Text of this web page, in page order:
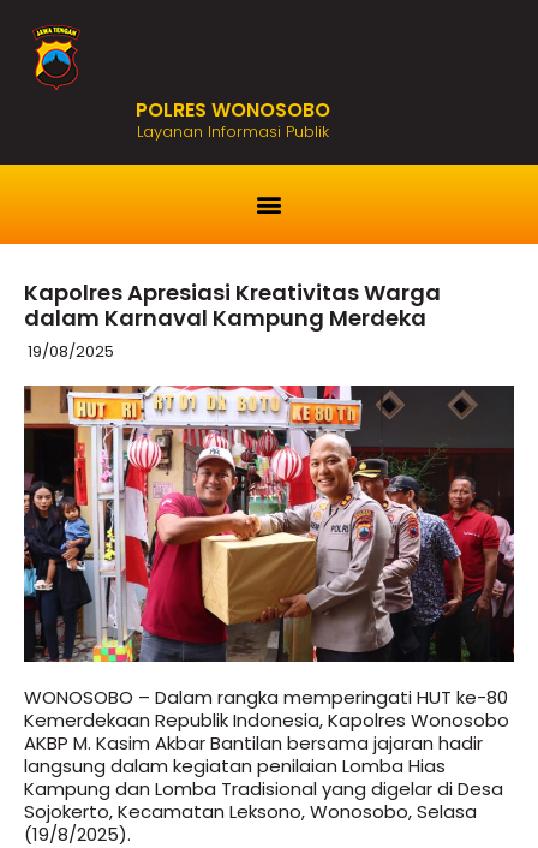
POLRES WONOSOBO
Layanan Informasi Publik
Kapolres Apresiasi Kreativitas Warga
dalam Karnaval Kampung Merdeka
19/08/2025
WONOSOBO – Dalam rangka memperingati HUT ke-80
Kemerdekaan Republik Indonesia, Kapolres Wonosobo
AKBP M. Kasim Akbar Bantilan bersama jajaran hadir
langsung dalam kegiatan penilaian Lomba Hias
Kampung dan Lomba Tradisional yang digelar di Desa
Sojokerto, Kecamatan Leksono, Wonosobo, Selasa
(19/8/2025).